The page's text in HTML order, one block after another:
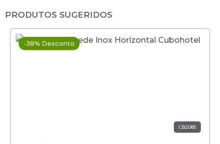
PRODUTOS SUGERIDOS
-38% Desconto
CB2085